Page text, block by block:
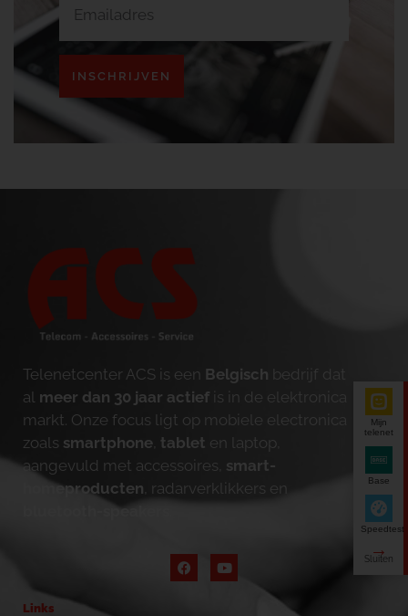
INSCHRIJVEN
Telenetcenter ACS is een Belgisch bedrijf dat
al meer dan 30 jaar actief is in de elektronica
markt. Onze focus ligt op mobiele electronica
zoals smartphone tablet en laptop,
aangevuld met accessoires, smart-
homeproducten , radarverklikkers en
bluetooth-speakers
Links
Mijn
telenet
Base
Speedtest